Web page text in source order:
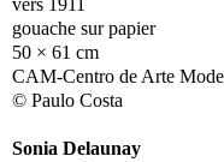
gouache sur papier
50 × 61 cm
CAM-Centro de Arte
© Paulo Costa
Sonia Delaunay